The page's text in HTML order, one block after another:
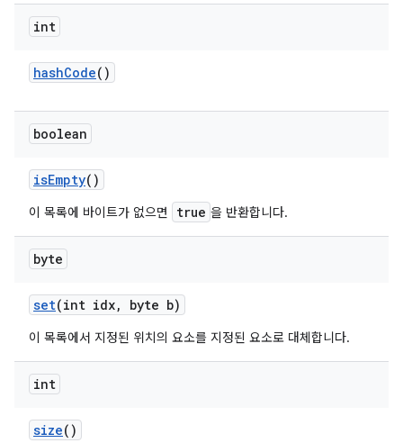
int
hashCode()
boolean
isEmpty()
이 목록에 바이트가 없으면 true 을 반환합니다.
byte
set(int idx, byte b)
이 목록에서 지정된 위치의 요소를 지정된 요소로 대체합니다.
int
size()